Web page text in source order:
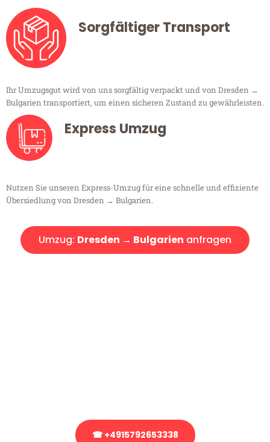
Sorgfältiger Transport
Ihr Umzugsgut wird von uns sorgfältig verpackt und von Dresden →
Bulgarien transportiert, um einen sicheren Zustand zu gewährleisten.
Express Umzug
Nutzen Sie unseren Express-Umzug für eine schnelle und effiziente
Übersiedlung von Dresden → Bulgarien.
Umzug: Dresden → Bulgarien anfragen
☎ +4915792653338